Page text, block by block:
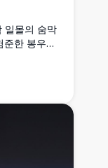
일몰의 숨막
한 봉우리,
게 강렬하